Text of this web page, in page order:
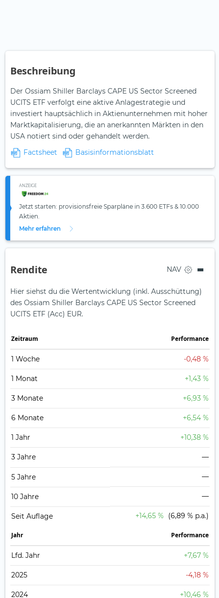
Beschreibung
Der Ossiam Shiller Barclays CAPE US Sector Screened
UCITS ETF verfolgt eine aktive Anlagestrategie und
investiert hauptsächlich in Aktienunternehmen mit hoher
Marktkapitalisierung, die an anerkannten Märkten in den
USA notiert sind oder gehandelt werden.
Factsheet
Basisinformationsblatt
ANZEIGE
Jetzt starten: provisionsfreie Sparpläne in 3.600 ETFs & 10.000
Aktien.
Mehr erfahren
Rendite NAV
Hier siehst du die Wertentwicklung (inkl. Ausschüttung)
des Ossiam Shiller Barclays CAPE US Sector Screened
UCITS ETF (Acc) EUR.
Zeit­raum Perfor­mance
1 Woche -0,48 %
1 Monat +1,43 %
3 Monate +6,93 %
6 Monate +6,54 %
1 Jahr +10,38 %
3 Jahre —
5 Jahre —
10 Jahre —
Seit Auflage +14,65 % (6,89 % p.a.)
Jahr Perfor­mance
Lfd. Jahr +7,67 %
2025 -4,18 %
2024 +10,46 %